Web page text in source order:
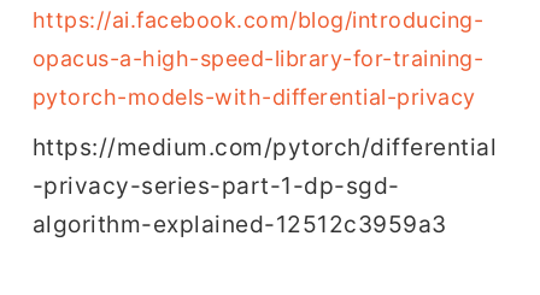
https://ai.facebook.com/blog/introducing-
opacus-a-high-speed-library-for-training-
pytorch-models-with-differential-privacy
https://medium.com/pytorch/differential
-privacy-series-part-1-dp-sgd-
algorithm-explained-12512c3959a3